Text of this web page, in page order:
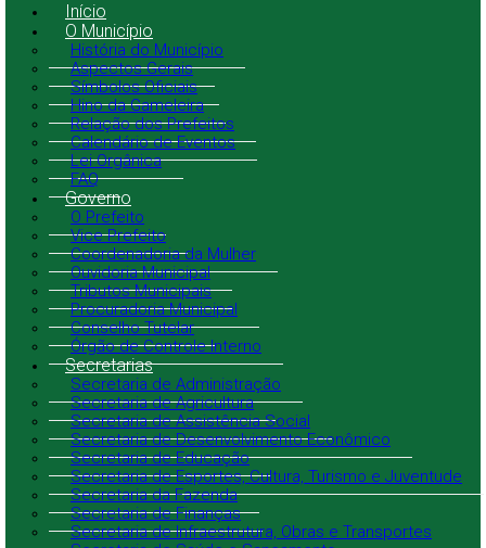
Início
O Município
História do Município
Aspectos Gerais
Símbolos Oficiais
Hino da Gameleira
Relação dos Prefeitos
Calendário de Eventos
Lei Orgânica
FAQ
Governo
O Prefeito
Vice Prefeito
Coordenadoria da Mulher
Ouvidoria Municipal
Tributos Municipais
Procuradoria Municipal
Conselho Tutelar
Órgão de Controle Interno
Secretarias
Secretaria de Administração
Secretaria de Agricultura
Secretaria de Assistência Social
Secretaria de Desenvolvimento Econômico
Secretaria de Educação
Secretaria de Esportes, Cultura, Turismo e Juventude
Secretaria da Fazenda
Secretaria de Finanças
Secretaria de Infraestrutura, Obras e Transportes